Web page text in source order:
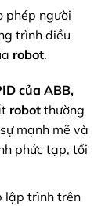
phép người
trình điều
robot.
của ABB,
robotthường
mạnh mẽ và
phức tạp, tối
lập trình trên